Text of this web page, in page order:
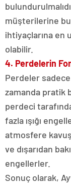
müşterilerine bu
ihtiyaçlarına en
olabilir.
4. Perdelerin
Perdeler
zamanda pratik
perdeci
fazla ışığı
atmosfere
ve dışarıdan
engellerler.
Sonuç olarak,